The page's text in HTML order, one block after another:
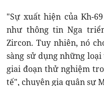
"Sự xuất hiện của Kh-
như thông tin Nga
Zircon. Tuy nhiên, nó
sàng sử dụng những
giai đoạn thử nghiệm
tế", chuyên gia quân sự